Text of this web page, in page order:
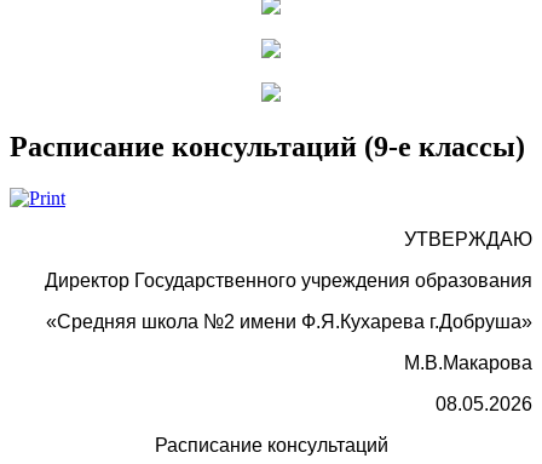
Расписание консультаций (9-е классы)
УТВЕРЖДАЮ
Директор Государственного учреждения образования
«Средняя школа №2 имени Ф.Я.Кухарева г.Добруша»
М.В.Макарова
08.05.2026
Расписание консультаций